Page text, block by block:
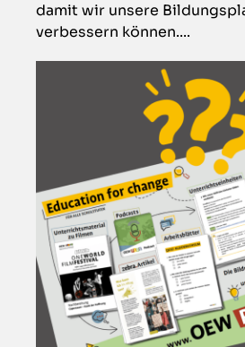
damit wir unsere
verbessern können....